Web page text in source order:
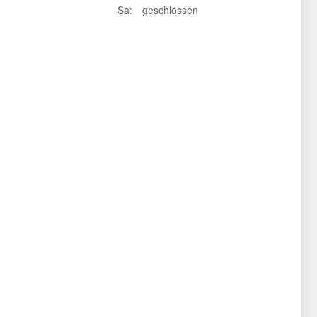
Sa:
geschlossen